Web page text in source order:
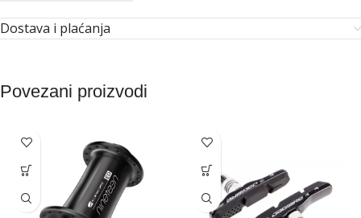
Dostava i plaćanja
Povezani proizvodi